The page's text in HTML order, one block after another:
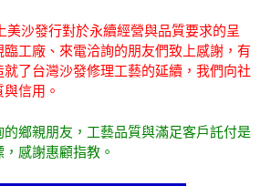
美沙發行對於永續經營與品質要求的呈
工廠、來電洽詢的朋友們致上感謝，有
了台灣沙發修理工藝的延續，我們向社
信用。
鄉親朋友，工藝品質與滿足客戶託付是
感謝惠顧指教。